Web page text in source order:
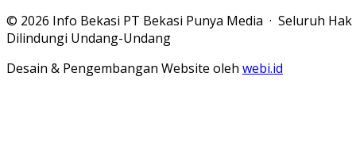
© 2026 Info Bekasi PT Bekasi Punya Media · Seluruh Hak
Dilindungi Undang-Undang
Desain & Pengembangan Website oleh webi.id